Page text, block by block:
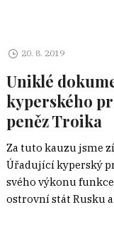
20. 8. 2019
Uniklé
kyperského
peněz Troika
Za tuto kauzu jsme
Úřadující kyperský
svého výkonu
ostrovní stát Rusku